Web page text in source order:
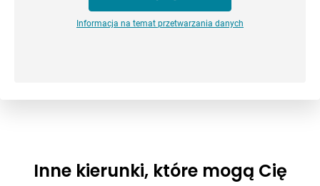
Informacja na temat przetwarzania danych
Inne kierunki, które mogą Cię